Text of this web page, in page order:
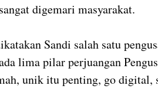
digemari masyarakat.
Sandi salah satu
lima pilar perjuangan
unik itu penting, go digital,